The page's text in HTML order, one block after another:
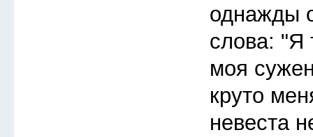
однажды
слова: "Я
моя
круто
невеста